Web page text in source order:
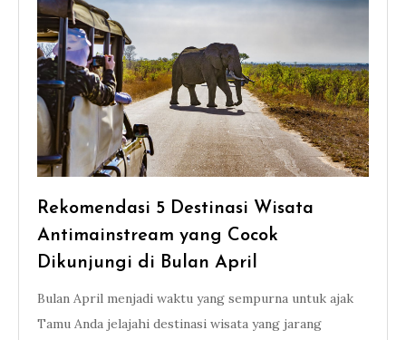
Rekomendasi 5 Destinasi Wisata
Antimainstream yang Cocok
Dikunjungi di Bulan April
Bulan April menjadi waktu yang sempurna untuk ajak
Tamu Anda jelajahi destinasi wisata yang jarang